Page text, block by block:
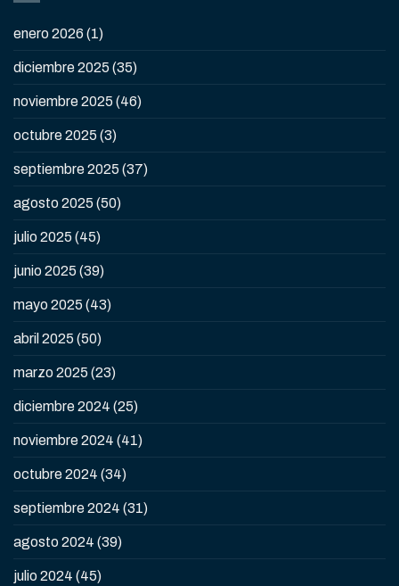
enero 2026 (1)
diciembre 2025 (35)
noviembre 2025 (46)
octubre 2025 (3)
septiembre 2025 (37)
agosto 2025 (50)
julio 2025 (45)
junio 2025 (39)
mayo 2025 (43)
abril 2025 (50)
marzo 2025 (23)
diciembre 2024 (25)
noviembre 2024 (41)
octubre 2024 (34)
septiembre 2024 (31)
agosto 2024 (39)
julio 2024 (45)